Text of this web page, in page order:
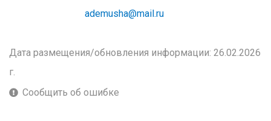
ademusha@mail.ru
Дата размещения/обновления информации: 26.02.2026
г.
Сообщить об ошибке